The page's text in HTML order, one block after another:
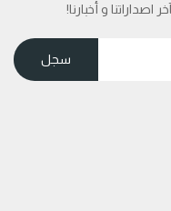
اصداراتنا و أخبارنا!